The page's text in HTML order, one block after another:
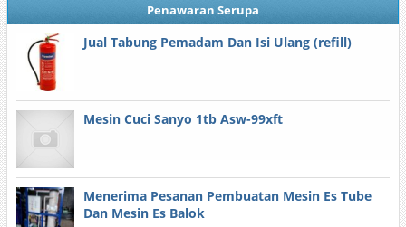
Penawaran Serupa
Jual Tabung Pemadam Dan Isi Ulang (refill)
Mesin Cuci Sanyo 1tb Asw-99xft
Menerima Pesanan Pembuatan Mesin Es Tube
Dan Mesin Es Balok